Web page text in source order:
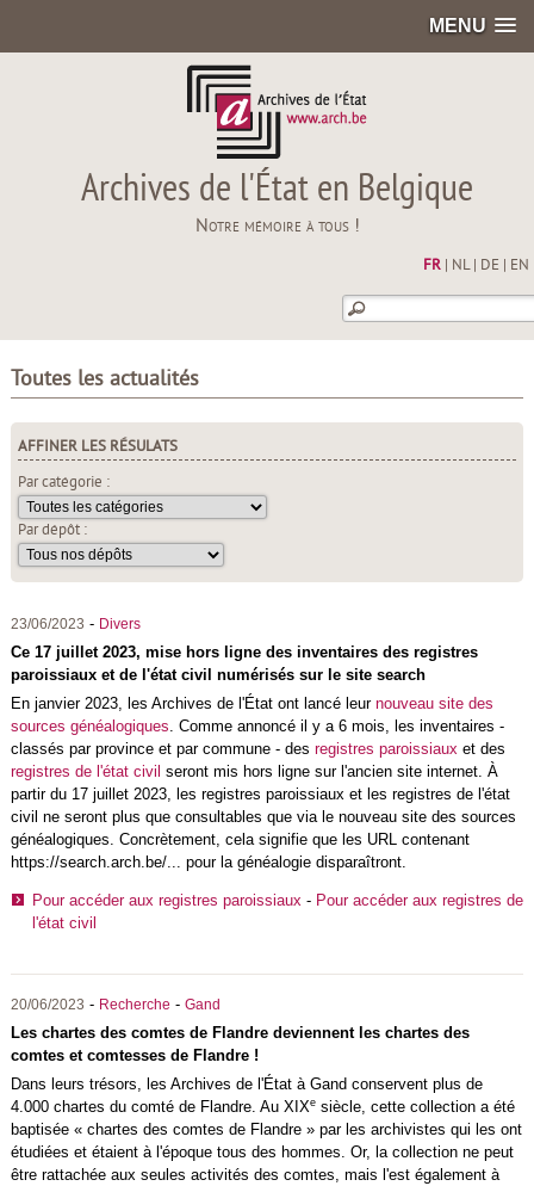
MENU
Archives de l'État en Belgique
Notre mémoire à tous !
FR| NL| DE EN
Toutes les actualités
AFFINER LES RÉSULATS
Par catégorie :
Par dépôt :
23/06/2023 - Divers
Ce 17 juillet 2023, mise hors ligne des inventaires des registres
paroissiaux et de l'état civil numérisés sur le site search
En janvier 2023, les Archives de l'État ont lancé leur nouveau site des
sources généalogiques. Comme annoncé il y a 6 mois, les inventaires -
classés par province et par commune - des registres paroissiaux et des
registres de l'état civil seront mis hors ligne sur l'ancien site internet. À
partir du 17 juillet 2023, les registres paroissiaux et les registres de l'état
civil ne seront plus que consultables que via le nouveau site des sources
généalogiques. Concrètement, cela signifie que les URL contenant
https://search.arch.be/... pour la généalogie disparaîtront.
Pour accéder aux registres paroissiaux - Pour accéder aux registres de
l'état civil
20/06/2023 - Recherche - Gand
Les chartes des comtes de Flandre deviennent les chartes des
comtes et comtesses de Flandre !
Dans leurs trésors, les Archives de l'État à Gand conservent plus de
4.000 chartes du comté de Flandre. Au XIXesiècle, cette collection a été
baptisée « chartes des comtes de Flandre » par les archivistes qui les ont
étudiées et étaient à l'époque tous des hommes. Or, la collection ne peut
être rattachée aux seules activités des comtes, mais l'est également à